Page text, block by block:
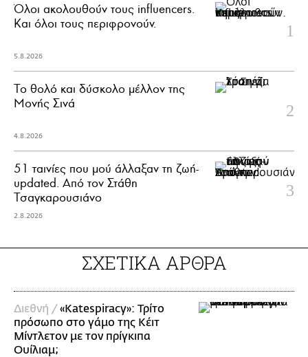
Όλοι ακολουθούν τους influencers.
Και όλοι τους περιφρονούν.
5.8.2026
Το θολό και δύσκολο μέλλον της
Μονής Σινά
4.8.2026
51 ταινίες που μού άλλαξαν τη ζωή-
updated. Aπό τον Στάθη
Τσαγκαρουσιάνο
2.8.2026
ΣΧΕΤΙΚΑ ΑΡΘΡΑ
Διεθνή /«Katespiracy»: Τρίτο
πρόσωπο στο γάμο της Κέιτ
Μίντλετον με τον πρίγκιπα
Ουίλιαμ;